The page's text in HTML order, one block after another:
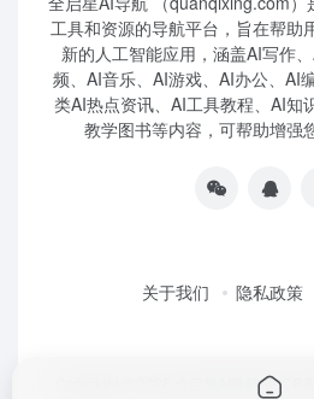
工具和资源的导航平台，旨在帮助
新的人工智能应用，涵盖AI写作
频、AI音乐、AI游戏、AI办公、AI
类AI热点资讯、AI工具教程、AI知
教学图书等内容，可帮助增强
关于我们 隐私政策
全启星AI导航鲁ICP